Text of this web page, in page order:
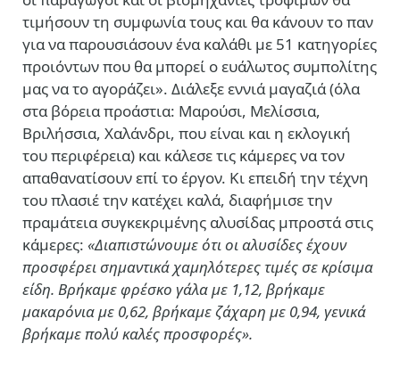
τιμήσουν τη συμφωνία τους και θα κάνουν το παν
για να παρουσιάσουν ένα καλάθι με 51 κατηγορίες
προιόντων που θα μπορεί ο ευάλωτος συμπολίτης
μας να το αγοράζει». Διάλεξε εννιά μαγαζιά (όλα
στα βόρεια προάστια: Μαρούσι, Μελίσσια,
Βριλήσσια, Χαλάνδρι, που είναι και η εκλογική
του περιφέρεια) και κάλεσε τις κάμερες να τον
απαθανατίσουν επί το έργον. Κι επειδή την τέχνη
του πλασιέ την κατέχει καλά, διαφήμισε την
πραμάτεια συγκεκριμένης αλυσίδας μπροστά στις
κάμερες: «Διαπιστώνουμε ότι οι αλυσίδες έχουν
προσφέρει σημαντικά χαμηλότερες τιμές σε κρίσιμα
είδη. Βρήκαμε φρέσκο γάλα με 1,12, βρήκαμε
μακαρόνια με 0,62, βρήκαμε ζάχαρη με 0,94, γενικά
βρήκαμε πολύ καλές προσφορές».